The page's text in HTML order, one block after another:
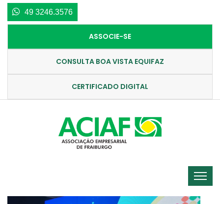
49 3246.3576
ASSOCIE-SE
CONSULTA BOA VISTA EQUIFAZ
CERTIFICADO DIGITAL